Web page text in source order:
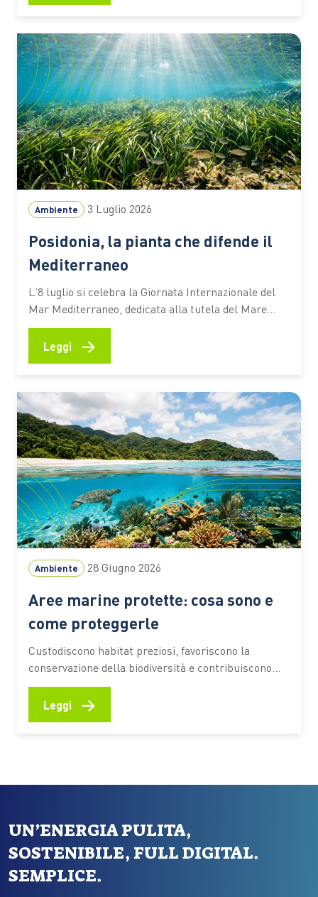
tamarindo, una polvere biodegradabile e un
sistema…
Ambiente 3 Luglio 2026
Posidonia, la pianta che difende il
Mediterraneo
L’8 luglio si celebra la Giornata Internazionale del
Mar Mediterraneo, dedicata alla tutela del Mare
Nostrum e dei suoi ecosistemi. Tra questi c’è la
Posidonia oceanica, una pianta marina che
estate milioni di persone scelgono…
Leggi →
Ambiente 28 Giugno 2026
Aree marine protette: cosa sono e
come proteggerle
Custodiscono habitat preziosi, favoriscono la
conservazione della biodiversità e contribuiscono
alla resilienza degli ecosistemi costieri. Scopri come
funzionano, quali benefici offrono e quali
Leggi →
UN’ENERGIA PULITA,
SOSTENIBILE, FULL DIGITAL.
SEMPLICE.